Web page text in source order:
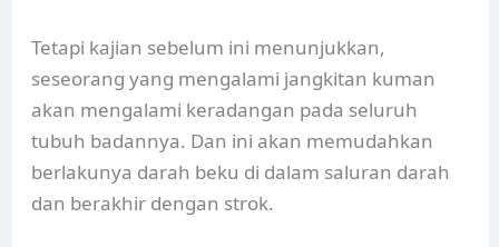
Tetapi kajian sebelum ini menunjukkan,
seseorang yang mengalami jangkitan kuman
akan mengalami keradangan pada seluruh
tubuh badannya. Dan ini akan memudahkan
berlakunya darah beku di dalam saluran darah
dan berakhir dengan strok.